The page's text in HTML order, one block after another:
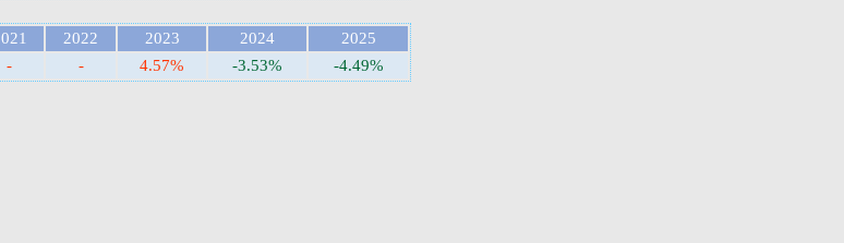
2022 2023 2024
2025
- - 4.57% -3.53% -4.49%